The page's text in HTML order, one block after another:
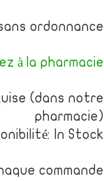
ordonnance
à la pharmacie
(dans notre
pharmacie)
In Stock!
commande